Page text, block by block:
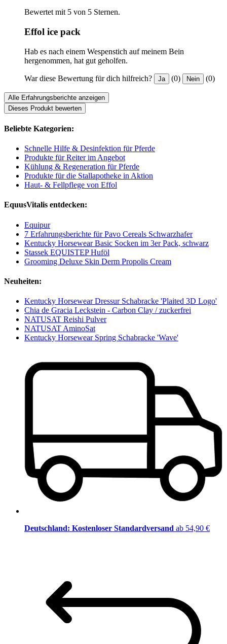
Bewertet mit 5 von 5 Sternen.
Effol ice pack
Hab es nach einem Wespenstich auf meinem Bein
hergenommen, hat gut geholfen.
War diese Bewertung für dich hilfreich? Ja (0) Nein (0)
Alle Erfahrungsberichte anzeigen
Dieses Produkt bewerten
Beliebte Kategorien:
Schnelle Hilfe & Desinfektion für Pferde
Produkte für Reiter im Angebot
Kühlung & Regeneration für Pferde
Produkte für die Stallapotheke in Aktion
Haut- & Fellpflege von Effol
EquusVitalis entdecken:
Equipur
7 Erfahrungsberichte für Pavo Cereals Schwarzhafer
Kentucky Horsewear Basic Socken im 3er Pack, schwarz
Stassek EQUISTEP Huföl
Grooming Deluxe Skin Derm Propolis Cream
Neuheiten:
Kentucky Horsewear Dressur Schabracke 'Plaited 3D Logo'
Chia de Gracia Leckstein - Carbon Clay / zuckerfrei
NATUSAT Reishi Pulver
NATUSAT AminoSat
Kentucky Horsewear Spring Schabracke 'Wave'
Deutschland: Kostenloser Standardversand ab 54,90 €